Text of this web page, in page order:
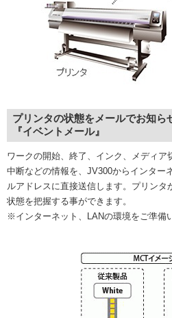
プリンタの状態をメールでお知ら
『イベントメール』
ワークの開始、終了、インク、メディア
中断などの情報を、JV300からインタ
ルアドレスに直接送信します。プリンタ
状態を把握する事ができます。
※インターネット、LANの環境をご準備